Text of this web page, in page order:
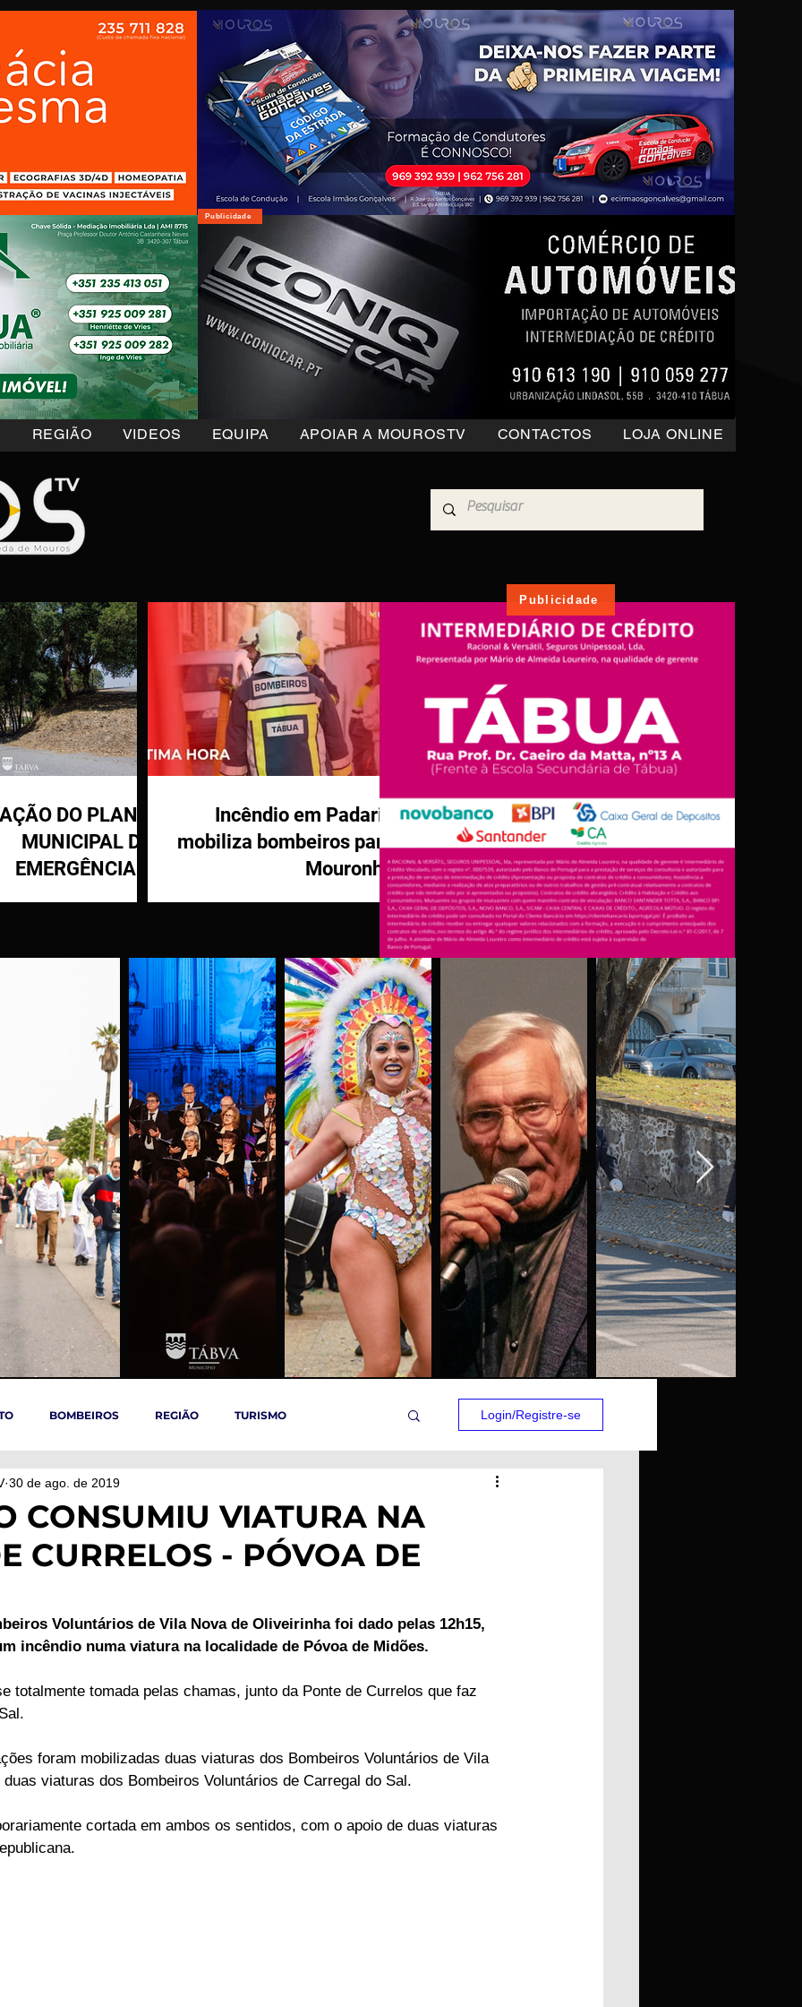
REGIÃO VIDEOS EQUIPA APOIAR A MOUROSTV CONTACTOS LOJA ONLINE
Publicidade
DO PLANO
MUNICIPAL DE
EMERGÊNCIA E
Incêndio em Padaria
mobiliza bombeiros para
Mouronho
Publicidade
BOMBEIROS REGIÃO TURISMO
TÁBUA ARGANIL
19 ARTIGOS Politica POLITICA SAÚDE
ELEIÇÕES SABORES E SABERES TEMPO
Login/Registre-se
CONSUMIU VIATURA NA
CURRELOS - PÓVOA DE
30 de ago. de 2019
Voluntários de Vila Nova de Oliveirinha foi dado pelas 12h15,
incêndio numa viatura na localidade de Póvoa de Midões.
totalmente tomada pelas chamas, junto da Ponte de Currelos que faz
foram mobilizadas duas viaturas dos Bombeiros Voluntários de Vila
viaturas dos Bombeiros Voluntários de Carregal do Sal.
cortada em ambos os sentidos, com o apoio de duas viaturas